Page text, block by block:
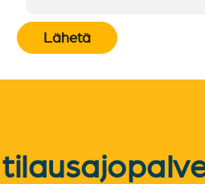
Lähetä